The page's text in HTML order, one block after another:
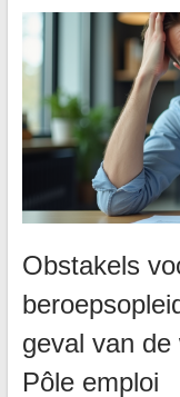
Obstakels
geval van
Pôle emploi